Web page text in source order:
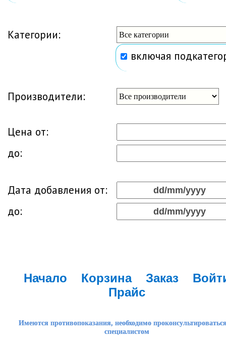
Категории:
включая
Производители:
Цена от:
до:
Дата добавления от:
до:
Начало Корзина Заказ
Прайс
Имеются противопоказания, необходимо
специалистом